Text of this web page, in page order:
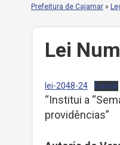
Prefeitura de Cajamar »
Lei
lei-2048-24 Baixar
“Institui a
providências”